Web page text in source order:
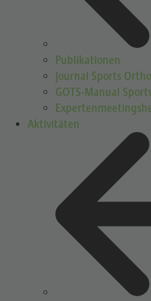
Publikationen
Journal Sports
GOTS-Manual
Aktivitäten